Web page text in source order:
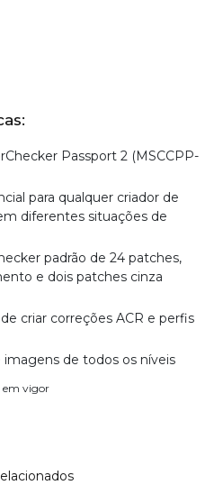
Passport 2 (MSCCPP-
para qualquer criador de
diferentes situações de
padrão de 24 patches,
e dois patches cinza
criar correções ACR e perfis
imagens de todos os níveis
em vigor